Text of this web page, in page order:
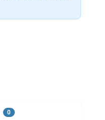
0